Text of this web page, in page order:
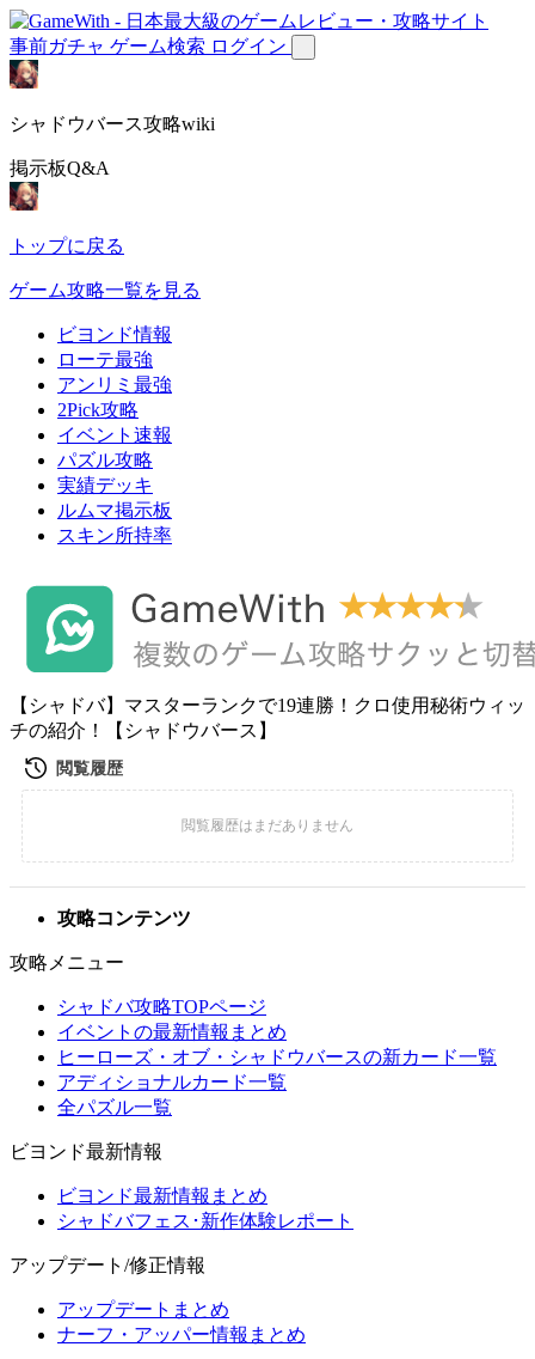
事前ガチャ ゲーム検索 ログイン
シャドウバース攻略wiki
掲示板Q&A
トップに戻る
ゲーム攻略一覧を見る
ビヨンド情報
ローテ最強
アンリミ最強
2Pick攻略
イベント速報
パズル攻略
実績デッキ
ルムマ掲示板
スキン所持率
【シャドバ】マスターランクで19連勝！クロ使用秘術ウィッ
チの紹介！【シャドウバース】
攻略コンテンツ
攻略メニュー
シャドバ攻略TOPページ
イベントの最新情報まとめ
ヒーローズ・オブ・シャドウバースの新カード一覧
アディショナルカード一覧
全パズル一覧
ビヨンド最新情報
ビヨンド最新情報まとめ
シャドバフェス･新作体験レポート
アップデート/修正情報
アップデートまとめ
ナーフ・アッパー情報まとめ